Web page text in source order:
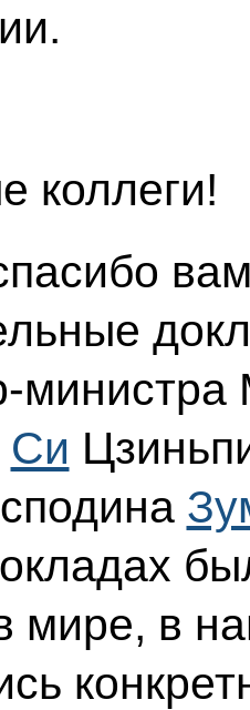
коллеги!
Си
мире, в